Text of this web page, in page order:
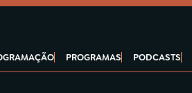
PROGRAMAS PODCASTS